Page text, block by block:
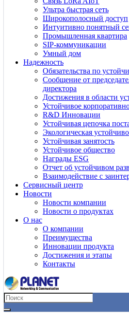
Ультра быстрая сеть
Широкополосный доступ
Интуитивно понятный
Промышленная квартира
SIP-коммуникации
Умный дом
Надежность
Обязательства по
Сообщение от
директора
Достижения в области
Устойчивое
R&D Инновации
Устойчивая цепочка
Экологическая
Устойчивая занятость
Устойчивое общество
Награды ESG
Отчет об устойчивом
Взаимодействие с
Сервисный центр
Новости
Новости компании
Новости о продуктах
О нас
О компании
Преимущества
Инновации продукта
Достижения и этапы
Контакты